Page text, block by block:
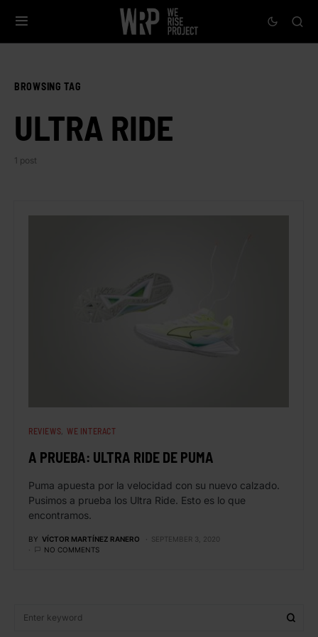
BROWSING TAG
ULTRA RIDE
1 post
REVIEWS WE INTERACT
A PRUEBA: ULTRA RIDE DE PUMA
Puma apuesta por la velocidad con su nuevo calzado.
Pusimos a prueba los Ultra Ride. Esto es lo que
encontramos.
BY VÍCTOR MARTÍNEZ RANERO
SEPTEMBER 3, 2020
NO COMMENTS